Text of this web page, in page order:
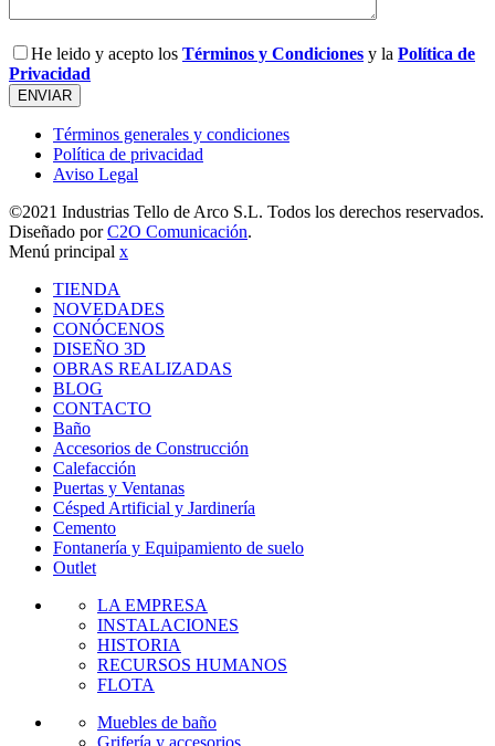
He leido y acepto los Términos y Condiciones y la Política de
Privacidad
Términos generales y condiciones
Política de privacidad
Aviso Legal
©2021 Industrias Tello de Arco S.L. Todos los derechos reservados.
Diseñado porC2O Comunicación.
Menú principal x
TIENDA
NOVEDADES
CONÓCENOS
DISEÑO 3D
OBRAS REALIZADAS
BLOG
CONTACTO
Baño
Accesorios de Construcción
Calefacción
Puertas y Ventanas
Césped Artificial y Jardinería
Cemento
Fontanería y Equipamiento de suelo
Outlet
LA EMPRESA
INSTALACIONES
HISTORIA
RECURSOS HUMANOS
FLOTA
Muebles de baño